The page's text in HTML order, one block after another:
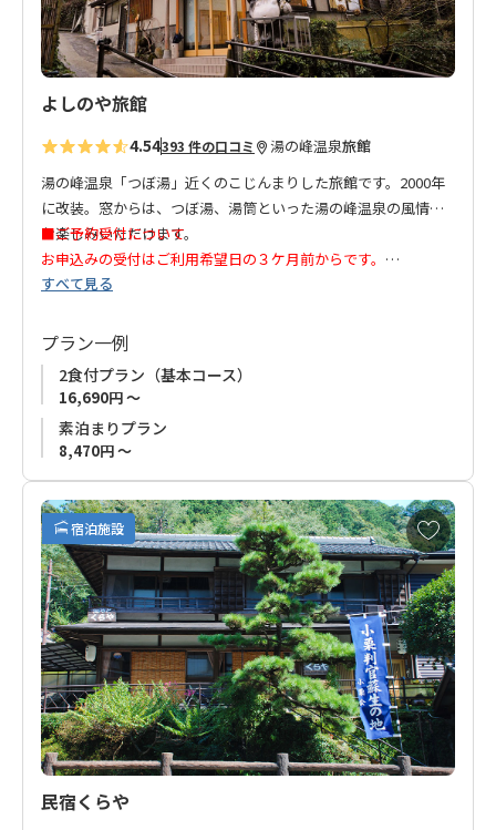
◆毎月20日・21日は休業日です。
◆現在 お宿事情により「素泊まりプラン」のみの販売となって
おります。
よしのや旅館
4.54393 件の口コミ 湯の峰温泉旅館
湯の峰温泉「つぼ湯」近くのこじんまりした旅館です。2000年
に改装。窓からは、つぼ湯、湯筒といった湯の峰温泉の風情を
お楽しみいただけます。
湯の峰温泉を流れる湯の谷のせせらぎと温泉街をゆく人々の下
に心地よく響きます。
露天風呂は貸切となっており、さらに夜間いつでも利用できる
ので、旅の温泉宿を何倍も楽しめるでしょう。
大規模旅館ではありませんが、ゆっくりとおくつろぎいただけ
ます。
■ご予約受付について
お申込みの受付はご利用希望日の３ケ月前からです。
連泊はお受けできません。ご了承ください。
すべて見る
プラン一例
2食付プラン（基本コース）
16,690円 ～
素泊まりプラン
8,470円 ～
宿泊施設
お
気
に
入
り
に
追
加
民宿くらや